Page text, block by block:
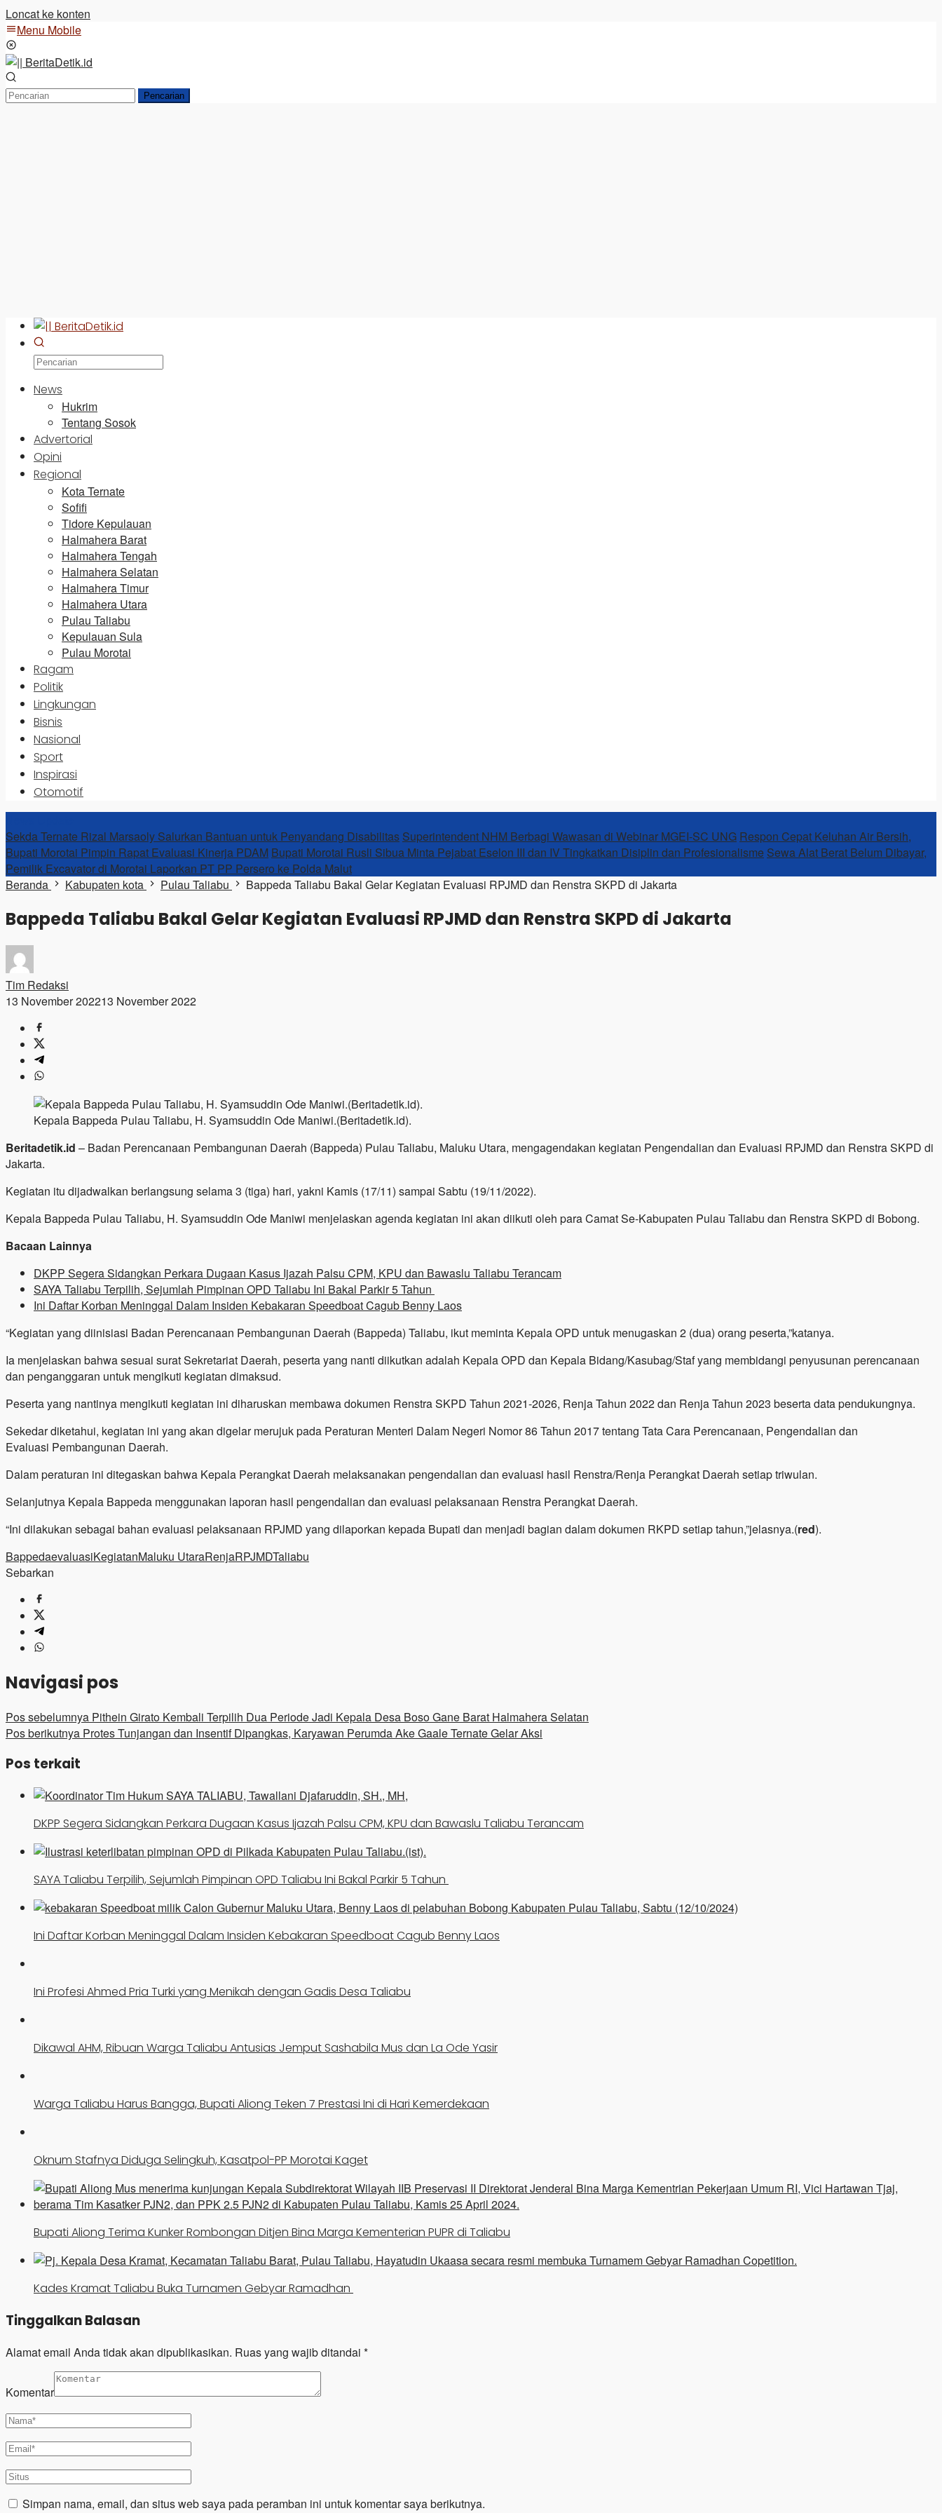
Loncat ke konten
Menu Mobile
Pencarian
News
Hukrim
Tentang Sosok
Advertorial
Opini
Regional
Kota Ternate
Sofifi
Tidore Kepulauan
Halmahera Barat
Halmahera Tengah
Halmahera Selatan
Halmahera Timur
Halmahera Utara
Pulau Taliabu
Kepulauan Sula
Pulau Morotai
Ragam
Politik
Lingkungan
Bisnis
Nasional
Sport
Inspirasi
Otomotif
Sekda Ternate Rizal Marsaoly Salurkan Bantuan untuk Penyandang Disabilitas Superintendent NHM Berbagi Wawasan di Webinar MGEI-SC UNG Respon Cepat Keluhan Air Bersih,
Bupati Morotai Pimpin Rapat Evaluasi Kinerja PDAM Bupati Morotai Rusli Sibua Minta Pejabat Eselon III dan IV Tingkatkan Disiplin dan Profesionalisme Sewa Alat Berat Belum Dibayar,
Pemilik Excavator di Morotai Laporkan PT PP Persero ke Polda Malut
Beranda
Kabupaten kota Pulau Taliabu Bappeda Taliabu Bakal Gelar Kegiatan Evaluasi RPJMD dan Renstra SKPD di Jakarta
Bappeda Taliabu Bakal Gelar Kegiatan Evaluasi RPJMD dan Renstra SKPD di Jakarta
Tim Redaksi
13 November 202213 November 2022
Kepala Bappeda Pulau Taliabu, H. Syamsuddin Ode Maniwi.(Beritadetik.id).
Beritadetik.id – Badan Perencanaan Pembangunan Daerah (Bappeda) Pulau Taliabu, Maluku Utara, mengagendakan kegiatan Pengendalian dan Evaluasi RPJMD dan Renstra SKPD di
Jakarta.
Kegiatan itu dijadwalkan berlangsung selama 3 (tiga) hari, yakni Kamis (17/11) sampai Sabtu (19/11/2022).
Kepala Bappeda Pulau Taliabu, H. Syamsuddin Ode Maniwi menjelaskan agenda kegiatan ini akan diikuti oleh para Camat Se-Kabupaten Pulau Taliabu dan Renstra SKPD di Bobong.
Bacaan Lainnya
DKPP Segera Sidangkan Perkara Dugaan Kasus Ijazah Palsu CPM, KPU dan Bawaslu Taliabu Terancam
SAYA Taliabu Terpilih, Sejumlah Pimpinan OPD Taliabu Ini Bakal Parkir 5 Tahun
Ini Daftar Korban Meninggal Dalam Insiden Kebakaran Speedboat Cagub Benny Laos
“Kegiatan yang diinisiasi Badan Perencanaan Pembangunan Daerah (Bappeda) Taliabu, ikut meminta Kepala OPD untuk menugaskan 2 (dua) orang peserta,”katanya.
Ia menjelaskan bahwa sesuai surat Sekretariat Daerah, peserta yang nanti diikutkan adalah Kepala OPD dan Kepala Bidang/Kasubag/Staf yang membidangi penyusunan perencanaan
dan penganggaran untuk mengikuti kegiatan dimaksud.
Peserta yang nantinya mengikuti kegiatan ini diharuskan membawa dokumen Renstra SKPD Tahun 2021-2026, Renja Tahun 2022 dan Renja Tahun 2023 beserta data pendukungnya.
Sekedar diketahui, kegiatan ini yang akan digelar merujuk pada Peraturan Menteri Dalam Negeri Nomor 86 Tahun 2017 tentang Tata Cara Perencanaan, Pengendalian dan
Evaluasi Pembangunan Daerah.
Dalam peraturan ini ditegaskan bahwa Kepala Perangkat Daerah melaksanakan pengendalian dan evaluasi hasil Renstra/Renja Perangkat Daerah setiap triwulan.
Selanjutnya Kepala Bappeda menggunakan laporan hasil pengendalian dan evaluasi pelaksanaan Renstra Perangkat Daerah.
“Ini dilakukan sebagai bahan evaluasi pelaksanaan RPJMD yang dilaporkan kepada Bupati dan menjadi bagian dalam dokumen RKPD setiap tahun,”jelasnya.(red).
BappedaevaluasiKegiatanMaluku UtaraRenjaRPJMDTaliabu
Sebarkan
Navigasi pos
Pos sebelumnya Pithein Girato Kembali Terpilih Dua Periode Jadi Kepala Desa Boso Gane Barat Halmahera Selatan
Pos berikutnya Protes Tunjangan dan Insentif Dipangkas, Karyawan Perumda Ake Gaale Ternate Gelar Aksi
Pos terkait
DKPP Segera Sidangkan Perkara Dugaan Kasus Ijazah Palsu CPM, KPU dan Bawaslu Taliabu Terancam
SAYA Taliabu Terpilih, Sejumlah Pimpinan OPD Taliabu Ini Bakal Parkir 5 Tahun
Ini Daftar Korban Meninggal Dalam Insiden Kebakaran Speedboat Cagub Benny Laos
Ini Profesi Ahmed Pria Turki yang Menikah dengan Gadis Desa Taliabu
Dikawal AHM, Ribuan Warga Taliabu Antusias Jemput Sashabila Mus dan La Ode Yasir
Warga Taliabu Harus Bangga, Bupati Aliong Teken 7 Prestasi Ini di Hari Kemerdekaan
Oknum Stafnya Diduga Selingkuh, Kasatpol-PP Morotai Kaget
Bupati Aliong Terima Kunker Rombongan Ditjen Bina Marga Kementerian PUPR di Taliabu
Kades Kramat Taliabu Buka Turnamen Gebyar Ramadhan
Tinggalkan Balasan
Alamat email Anda tidak akan dipublikasikan. Ruas yang wajib ditandai *
Komentar
Simpan nama, email, dan situs web saya pada peramban ini untuk komentar saya berikutnya.